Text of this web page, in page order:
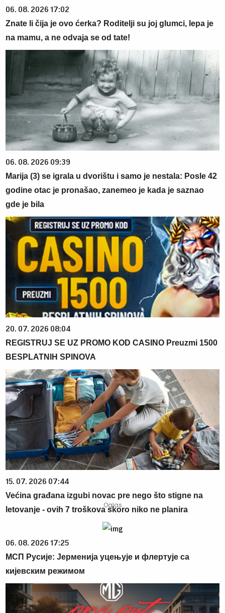
06. 08. 2026 17:02
Znate li čija je ovo ćerka? Roditelji su joj glumci, lepa je
na mamu, a ne odvaja se od tate!
06. 08. 2026 09:39
Marija (3) se igrala u dvorištu i samo je nestala: Posle 42
godine otac je pronašao, zanemeo je kada je saznao
gde je bila
20. 07. 2026 08:04
REGISTRUJ SE UZ PROMO KOD CASINO Preuzmi 1500
BESPLATNIH SPINOVA
15. 07. 2026 07:44
Većina građana izgubi novac pre nego što stigne na
letovanje - ovih 7 troškova skoro niko ne planira
06. 08. 2026 17:25
МСП Русије: Јерменија уцењује и флертује са
кијевским режимом